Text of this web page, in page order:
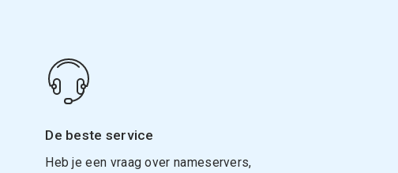
De beste service
Heb je een vraag over nameservers,